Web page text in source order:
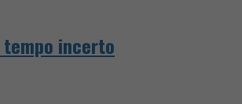
incerto